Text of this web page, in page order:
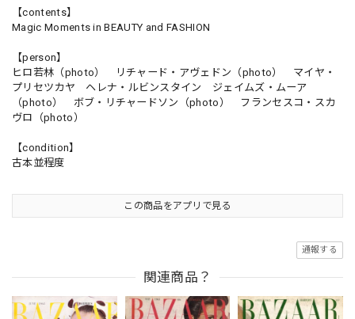
【contents】
Magic Moments in BEAUTY and FASHION
【person】
ヒロ若林（photo） リチャード・アヴェドン（photo） マイヤ・
プリセツカヤ ヘレナ・ルビンスタイン ジェイムズ・ムーア
（photo） ボブ・リチャードソン（photo） フランセスコ・スカ
ヴロ（photo）
【condition】
古本並程度
この商品をアプリで見る
通報する
関連商品？